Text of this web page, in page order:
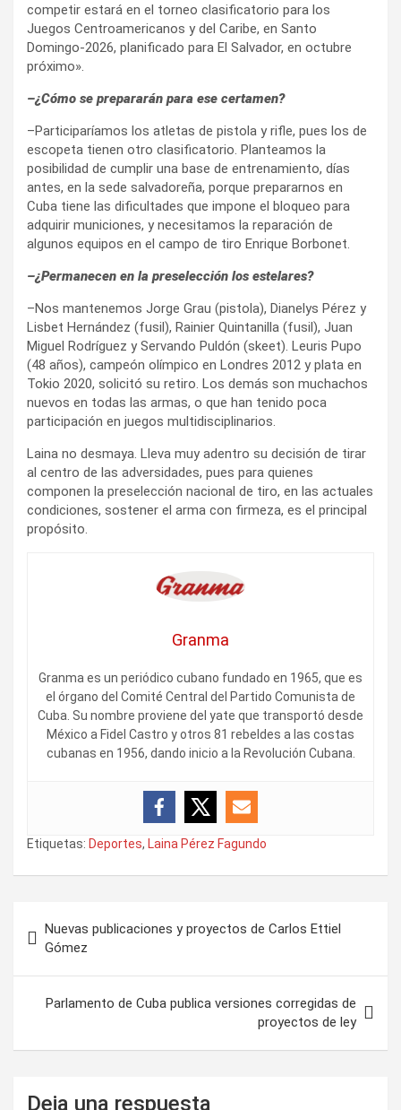
competir estará en el torneo clasificatorio para los
Juegos Centroamericanos y del Caribe, en Santo
Domingo-2026, planificado para El Salvador, en octubre
próximo».
–¿Cómo se prepararán para ese certamen?
–Participaríamos los atletas de pistola y rifle, pues los de
escopeta tienen otro clasificatorio. Planteamos la
posibilidad de cumplir una base de entrenamiento, días
antes, en la sede salvadoreña, porque prepararnos en
Cuba tiene las dificultades que impone el bloqueo para
adquirir municiones, y necesitamos la reparación de
algunos equipos en el campo de tiro Enrique Borbonet.
–¿Permanecen en la preselección los estelares?
–Nos mantenemos Jorge Grau (pistola), Dianelys Pérez y
Lisbet Hernández (fusil), Rainier Quintanilla (fusil), Juan
Miguel Rodríguez y Servando Puldón (skeet). Leuris Pupo
(48 años), campeón olímpico en Londres 2012 y plata en
Tokio 2020, solicitó su retiro. Los demás son muchachos
nuevos en todas las armas, o que han tenido poca
participación en juegos multidisciplinarios.
Laina no desmaya. Lleva muy adentro su decisión de tirar
al centro de las adversidades, pues para quienes
componen la preselección nacional de tiro, en las actuales
condiciones, sostener el arma con firmeza, es el principal
propósito.
Granma
Granma es un periódico cubano fundado en 1965, que es
el órgano del Comité Central del Partido Comunista de
Cuba. Su nombre proviene del yate que transportó desde
México a Fidel Castro y otros 81 rebeldes a las costas
cubanas en 1956, dando inicio a la Revolución Cubana.
Etiquetas: Deportes, Laina Pérez Fagundo
v
a
Nuevas publicaciones y proyectos de Carlos Ettiel
Gómez
Parlamento de Cuba publica versiones corregidas de
proyectos de ley
Deja una respuesta